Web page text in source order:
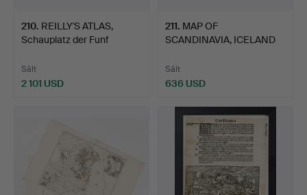
210. REILLY'S ATLAS,
Schauplatz der Funf
Sålt
2 101 USD
211. MAP OF
SCANDINAVIA, ICELAND
Sålt
636 USD